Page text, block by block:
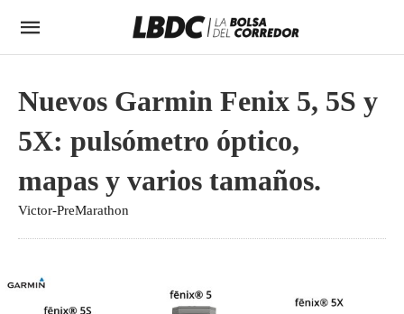
Nuevos Garmin Fenix 5, 5S y
5X: pulsómetro óptico,
mapas y varios tamaños.
Victor-PreMarathon